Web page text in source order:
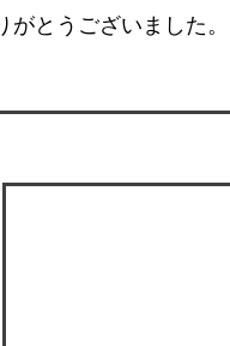
とうございました。